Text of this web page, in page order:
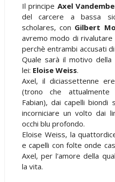
Il principe Axel
del carcere a bassa
scholares, con Gilbert
avremo modo di
perchè entrambi accusati
Quale sarà il motivo della
lei: Eloise Weiss.
Axel, il diciassettenne
(trono che
Fabian), dai capelli biondi
incorniciare un volto dai
occhi blu profondo.
Eloise Weiss, la
e capelli con folte onde
Axel, per l'amore della
la vita.